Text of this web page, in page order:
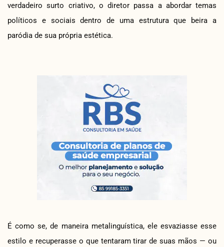
verdadeiro surto criativo, o diretor passa a abordar temas
políticos e sociais dentro de uma estrutura que beira a
paródia de sua própria estética.
É como se, de maneira metalinguística, ele esvaziasse esse
estilo e recuperasse o que tentaram tirar de suas mãos — ou